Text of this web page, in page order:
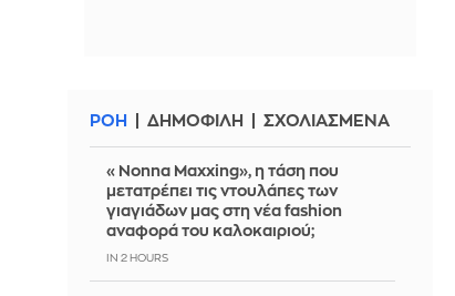
ΡΟΗ ΔΗΜΟΦΙΛΗ ΣΧΟΛΙΑΣΜΕΝΑ
«Nonna Maxxing», η τάση που
μετατρέπει τις ντουλάπες των
γιαγιάδων μας στη νέα fashion
αναφορά του καλοκαιριού;
IN 2 HOURS